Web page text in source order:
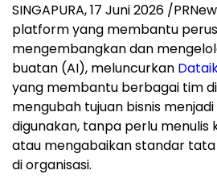
SINGAPURA, 17 Juni 2026 /
platform yang membantu
mengembangkan dan
buatan (AI), meluncurkan
yang membantu berbagai tim
mengubah tujuan bisnis
digunakan, tanpa perlu
atau mengabaikan standar
di organisasi.